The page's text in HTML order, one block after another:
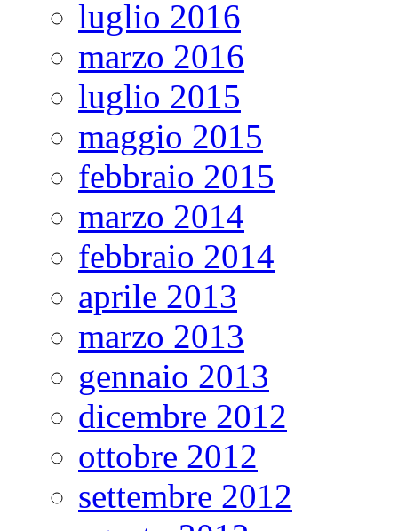
luglio 2016
marzo 2016
luglio 2015
maggio 2015
febbraio 2015
marzo 2014
febbraio 2014
aprile 2013
marzo 2013
gennaio 2013
dicembre 2012
ottobre 2012
settembre 2012